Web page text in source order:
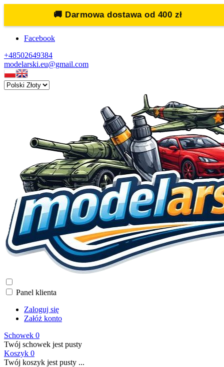
🚚 Darmowa dostawa od 400 zł
Facebook
+48502649384
modelarski.eu@gmail.com
Panel klienta
Zaloguj się
Załóż konto
Schowek 0
Twój schowek jest pusty
Koszyk 0
Twój koszyk jest pusty ...